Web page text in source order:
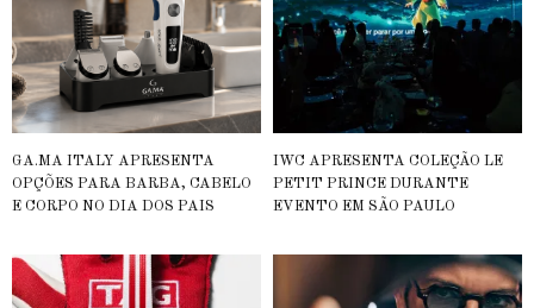
GA.MA ITALY APRESENTA
OPÇÕES PARA BARBA, CABELO
E CORPO NO DIA DOS PAIS
IWC APRESENTA COLEÇÃO LE
PETIT PRINCE DURANTE
EVENTO EM SÃO PAULO